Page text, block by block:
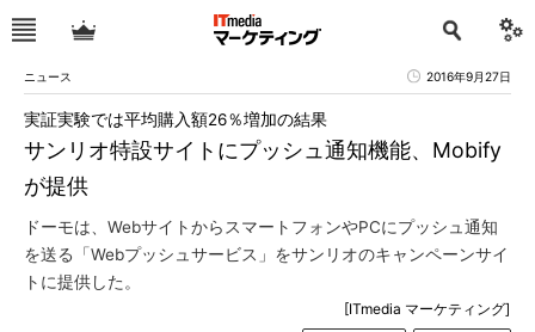
ニュース 2016年9月27日
サンリオ特設サイトにプッシュ通知機能、Mobify
が提供
実証実験では平均購入額26％増加の結果
ドーモは、WebサイトからスマートフォンやPCにプッシュ通知
を送る「Webプッシュサービス」をサンリオのキャンペーンサイ
トに提供した。
[ITmedia マーケティング]